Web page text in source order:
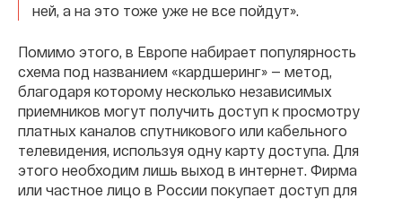
ней, а на это тоже уже не все пойдут».
Помимо этого, в Европе набирает популярность
схема под названием «кардшеринг» — метод,
благодаря которому несколько независимых
приемников могут получить доступ к просмотру
платных каналов спутникового или кабельного
телевидения, используя одну карту доступа. Для
этого необходим лишь выход в интернет. Фирма
или частное лицо в России покупает доступ для